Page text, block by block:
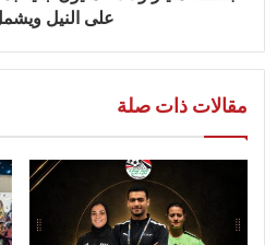
على النيل ويشمل 13
مقالات ذات صلة